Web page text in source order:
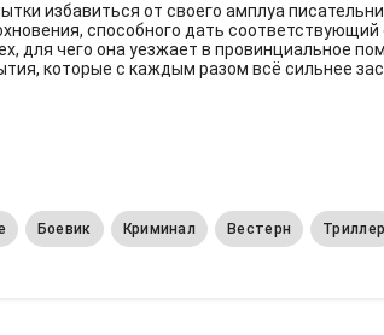
избавиться от своего амплуа
способного дать
для чего она уезжает в провинциальное
которые с каждым разом всё сильнее
Боевик Криминал Вестерн Триллер